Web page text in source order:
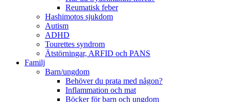
Reumatisk feber
Hashimotos sjukdom
Autism
ADHD
Tourettes syndrom
Ätstörningar, ARFID och PANS
Familj
Barn/ungdom
Behöver du prata med någon?
Inflammation och mat
Böcker för barn och ungdom